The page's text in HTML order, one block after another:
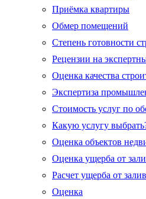
Приёмка квартиры
Обмер помещений
Степень готовности
Рецензии на
Оценка качества
Экспертиза
Стоимость услуг по
Какую услугу
Оценка объектов
Оценка ущерба от
Расчет ущерба от
Оценка